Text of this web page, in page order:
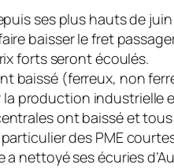
ses plus hauts de
baisser le fret
forts seront écoulés.
baissé (ferreux, non
production industrielle
ont baissé et
des PME
nettoyé ses écuries